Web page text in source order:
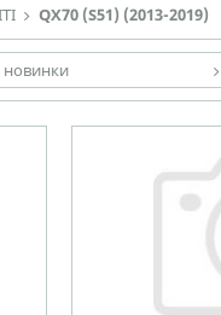
QX70 (S51) (2013-2019)
новинки